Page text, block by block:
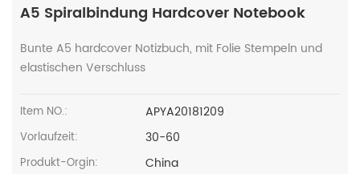
A5 Spiralbindung Hardcover Notebook
Bunte A5 hardcover Notizbuch, mit Folie Stempeln und
elastischen Verschluss
Item NO.: APYA20181209
Vorlaufzeit: 30-60
Produkt-Orgin: China